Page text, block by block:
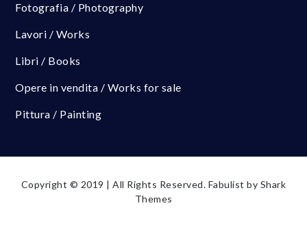
Fotografia / Photography
Lavori / Works
Libri / Books
Opere in vendita / Works for sale
Pittura / Painting
Copyright © 2019 | All Rights Reserved. Fabulist by Shark
Themes